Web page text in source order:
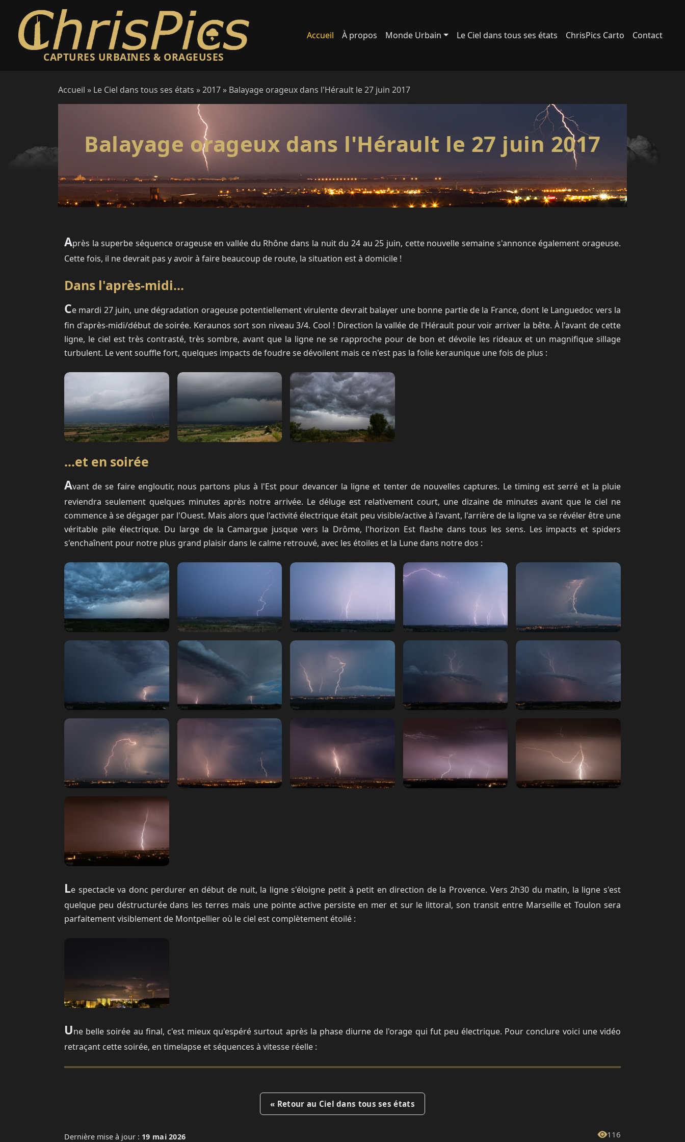
CAPTURES URBAINES & ORAGEUSES
Accueil À propos Monde Urbain Le Ciel dans tous ses états ChrisPics Carto Contact
Accueil » Le Ciel dans tous ses états »2017 » Balayage orageux dans l'Hérault le 27 juin 2017
Balayage orageux dans l'Hérault le 27 juin 2017
Après la superbe séquence orageuse en vallée du Rhône dans la nuit du 24 au 25 juin, cette nouvelle semaine s'annonce également orageuse.
Cette fois, il ne devrait pas y avoir à faire beaucoup de route, la situation est à domicile !
Dans l'après-midi...
Ce mardi 27 juin, une dégradation orageuse potentiellement virulente devrait balayer une bonne partie de la France, dont le Languedoc vers la
fin d'après-midi/début de soirée. Keraunos sort son niveau 3/4. Cool ! Direction la vallée de l'Hérault pour voir arriver la bête. À l'avant de cette
ligne, le ciel est très contrasté, très sombre, avant que la ligne ne se rapproche pour de bon et dévoile les rideaux et un magnifique sillage
turbulent. Le vent souffle fort, quelques impacts de foudre se dévoilent mais ce n'est pas la folie keraunique une fois de plus :
...et en soirée
Avant de se faire engloutir, nous partons plus à l'Est pour devancer la ligne et tenter de nouvelles captures. Le timing est serré et la pluie
reviendra seulement quelques minutes après notre arrivée. Le déluge est relativement court, une dizaine de minutes avant que le ciel ne
commence à se dégager par l'Ouest. Mais alors que l'activité électrique était peu visible/active à l'avant, l'arrière de la ligne va se révéler être une
véritable pile électrique. Du large de la Camargue jusque vers la Drôme, l'horizon Est flashe dans tous les sens. Les impacts et spiders
s'enchaînent pour notre plus grand plaisir dans le calme retrouvé, avec les étoiles et la Lune dans notre dos :
Le spectacle va donc perdurer en début de nuit, la ligne s'éloigne petit à petit en direction de la Provence. Vers 2h30 du matin, la ligne s'est
quelque peu déstructurée dans les terres mais une pointe active persiste en mer et sur le littoral, son transit entre Marseille et Toulon sera
parfaitement visiblement de Montpellier où le ciel est complètement étoilé :
Une belle soirée au final, c'est mieux qu'espéré surtout après la phase diurne de l'orage qui fut peu électrique. Pour conclure voici une vidéo
retraçant cette soirée, en timelapse et séquences à vitesse réelle :
Cette vidéo est hébergée par un service externe. Pour l’afficher, vous
devez autoriser les contenus externes.
Gérer mes cookies
« Retour au Ciel dans tous ses états
Dernière mise à jour : 19 mai 2026 116